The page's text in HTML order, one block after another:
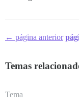
← página anterior
Temas
Tema